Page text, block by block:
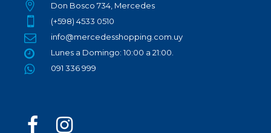
Don Bosco 734, Mercedes
(+598) 4533 0510
info@mercedesshopping.com.uy
Lunes a Domingo: 10:00 a 21:00.
091 336 999